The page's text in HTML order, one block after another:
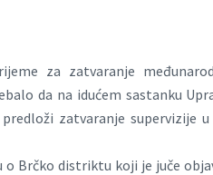
za zatvaranje
da na idućem sastanku
zatvaranje supervizije
o Brčko distriktu koji je juče